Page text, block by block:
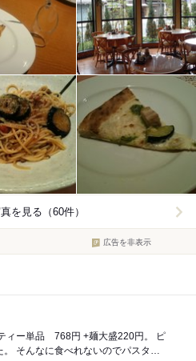
を見る（60件）
広告を非表示
ー単品 768円 +麺大盛220円。 ピ
単